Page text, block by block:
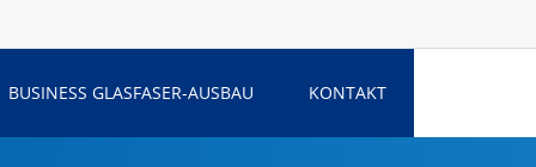
BUSINESS GLASFASER-AUSBAU KONTAKT